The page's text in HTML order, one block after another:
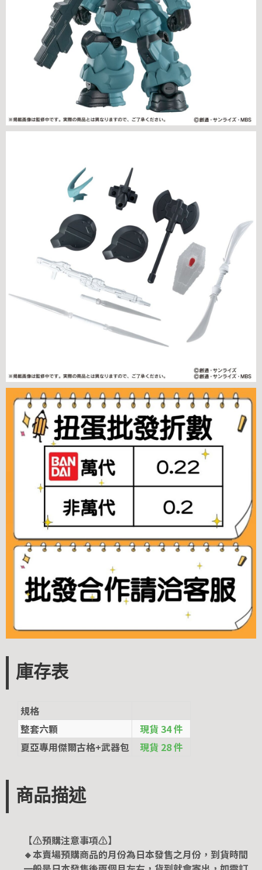
庫存表
規格
整套六顆
現貨 34 件
夏亞專用傑爾古格+武器包
現貨 28 件
商品描述
【⚠️預購注意事項⚠️】
🔸本賣場預購商品的月份為日本發售之月份，到貨時間